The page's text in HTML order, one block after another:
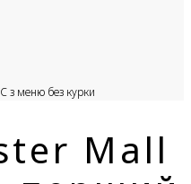
з меню без курки
Mall